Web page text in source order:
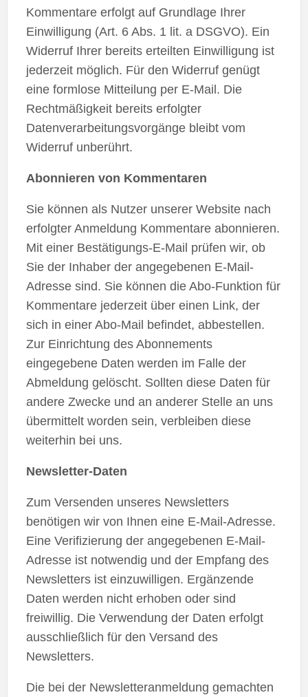
Kommentare erfolgt auf Grundlage Ihrer
Einwilligung (Art. 6 Abs. 1 lit. a DSGVO). Ein
Widerruf Ihrer bereits erteilten Einwilligung ist
jederzeit möglich. Für den Widerruf genügt
eine formlose Mitteilung per E-Mail. Die
Rechtmäßigkeit bereits erfolgter
Datenverarbeitungsvorgänge bleibt vom
Widerruf unberührt.
Abonnieren von Kommentaren
Sie können als Nutzer unserer Website nach
erfolgter Anmeldung Kommentare abonnieren.
Mit einer Bestätigungs-E-Mail prüfen wir, ob
Sie der Inhaber der angegebenen E-Mail-
Adresse sind. Sie können die Abo-Funktion für
Kommentare jederzeit über einen Link, der
sich in einer Abo-Mail befindet, abbestellen.
Zur Einrichtung des Abonnements
eingegebene Daten werden im Falle der
Abmeldung gelöscht. Sollten diese Daten für
andere Zwecke und an anderer Stelle an uns
übermittelt worden sein, verbleiben diese
weiterhin bei uns.
Newsletter-Daten
Zum Versenden unseres Newsletters
benötigen wir von Ihnen eine E-Mail-Adresse.
Eine Verifizierung der angegebenen E-Mail-
Adresse ist notwendig und der Empfang des
Newsletters ist einzuwilligen. Ergänzende
Daten werden nicht erhoben oder sind
freiwillig. Die Verwendung der Daten erfolgt
ausschließlich für den Versand des
Newsletters.
Die bei der Newsletteranmeldung gemachten